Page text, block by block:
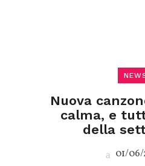
Nuova
calma, e
della
01/